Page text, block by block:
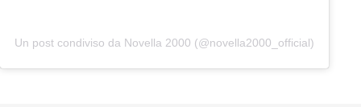
Un post condiviso da Novella 2000 (@novella2000_official)